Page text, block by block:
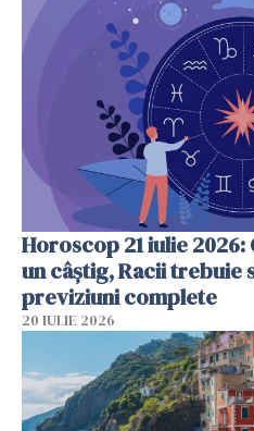
Horoscop 21 iulie
un câștig, Racii trebuie
previziuni complete
20 IULIE 2026